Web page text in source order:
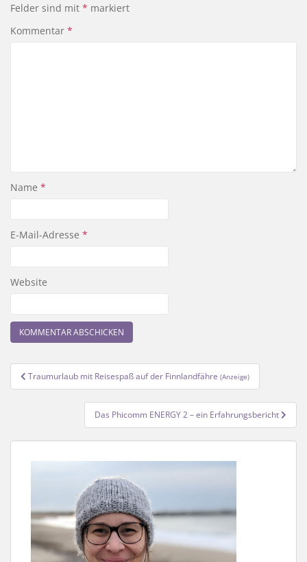
Felder sind mit * markiert
Kommentar *
Name *
E-Mail-Adresse *
Website
Beitragsnavigation
Traumurlaub mit Reisespaß auf der Finnlandfähre (Anzeige)
Das Phicomm ENERGY 2 – ein Erfahrungsbericht